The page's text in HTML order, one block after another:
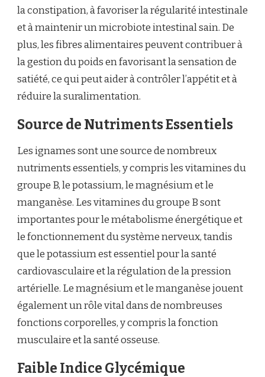
la constipation, à favoriser la régularité intestinale
et à maintenir un microbiote intestinal sain. De
plus, les fibres alimentaires peuvent contribuer à
la gestion du poids en favorisant la sensation de
satiété, ce qui peut aider à contrôler l’appétit et à
réduire la suralimentation.
Source de Nutriments Essentiels
Les ignames sont une source de nombreux
nutriments essentiels, y compris les vitamines du
groupe B, le potassium, le magnésium et le
manganèse. Les vitamines du groupe B sont
importantes pour le métabolisme énergétique et
le fonctionnement du système nerveux, tandis
que le potassium est essentiel pour la santé
cardiovasculaire et la régulation de la pression
artérielle. Le magnésium et le manganèse jouent
également un rôle vital dans de nombreuses
fonctions corporelles, y compris la fonction
musculaire et la santé osseuse.
Faible Indice Glycémique